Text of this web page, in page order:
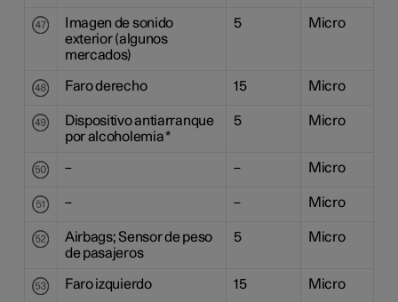
Imagen de sonido
exterior (algunos
mercados)
5 Micro
Faro derecho 15 Micro
Dispositivo antiarranque
por alcoholemia*
5 Micro
– – Micro
– – Micro
Airbags; Sensor de peso
de pasajeros
5 Micro
Faro izquierdo 15 Micro